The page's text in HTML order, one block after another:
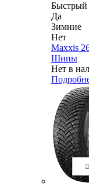
Быстрый
Да
Зимние
Нет
Maxxis
Шипы
Нет в